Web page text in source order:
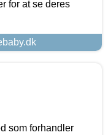
for at se deres
som forhandler